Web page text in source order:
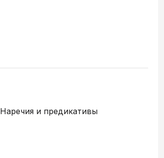
Наречия и предикативы